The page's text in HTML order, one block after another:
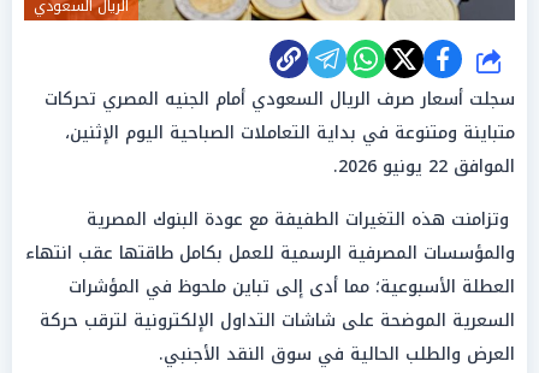
الريال السعودي
شارك
سجلت أسعار صرف الريال السعودي أمام الجنيه المصري تحركات
متباينة ومتنوعة في بداية التعاملات الصباحية اليوم الإثنين،
الموافق 22 يونيو 2026.
وتزامنت هذه التغيرات الطفيفة مع عودة البنوك المصرية
والمؤسسات المصرفية الرسمية للعمل بكامل طاقتها عقب انتهاء
العطلة الأسبوعية؛ مما أدى إلى تباين ملحوظ في المؤشرات
السعرية الموضحة على شاشات التداول الإلكترونية لترقب حركة
العرض والطلب الحالية في سوق النقد الأجنبي.